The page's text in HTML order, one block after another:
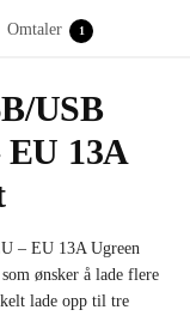
Omtaler 1
USB
13A
– EU 13A Ugreen
ønsker å lade flere
lade opp til tre